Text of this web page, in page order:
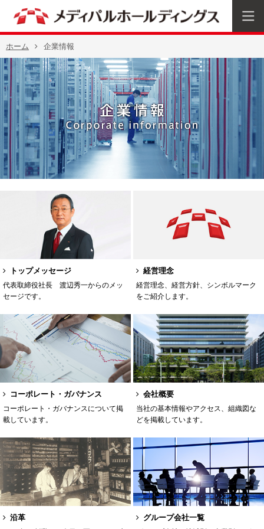
ホーム 企業情報
トップメッセージ
代表取締役社長 渡辺秀一からのメッ
セージです。
経営理念
経営理念、経営方針、シンボルマーク
をご紹介します。
コーポレート・ガバナンス
コーポレート・ガバナンスについて掲
載しています。
会社概要
当社の基本情報やアクセス、組織図な
どを掲載しています。
沿革 グループ会社一覧